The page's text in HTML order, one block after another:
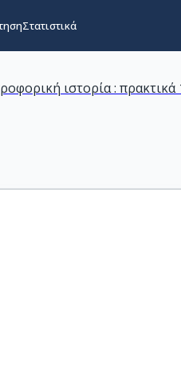
Στατιστικά
ιστορία :